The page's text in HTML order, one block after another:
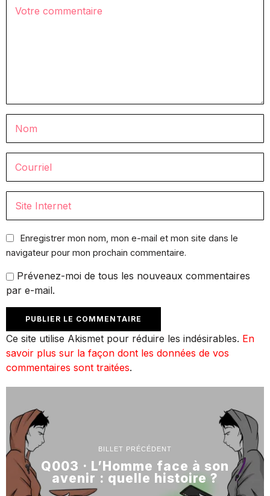
Enregistrer mon nom, mon e-mail et mon site dans le
navigateur pour mon prochain commentaire.
Prévenez-moi de tous les nouveaux commentaires
par e-mail.
Ce site utilise Akismet pour réduire les indésirables. En
savoir plus sur la façon dont les données de vos
commentaires sont traitées.
BILLET PRÉCÉDENT
Q003 · L’Homme face à son
avenir : quelle histoire ?